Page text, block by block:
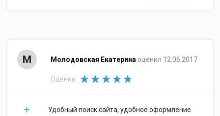
М Молодовская Екатерина оценил 12.06.2017
Оценка:
Удобный поиск сайта, удобное оформление